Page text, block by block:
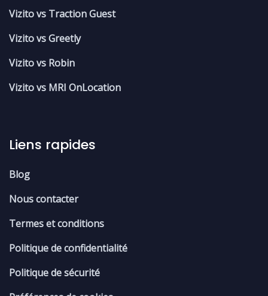
Vizito vs Traction Guest
Vizito vs Greetly
Vizito vs Robin
Vizito vs MRI OnLocation
Liens rapides
Blog
Nous contacter
Termes et conditions
Politique de confidentialité
Politique de sécurité